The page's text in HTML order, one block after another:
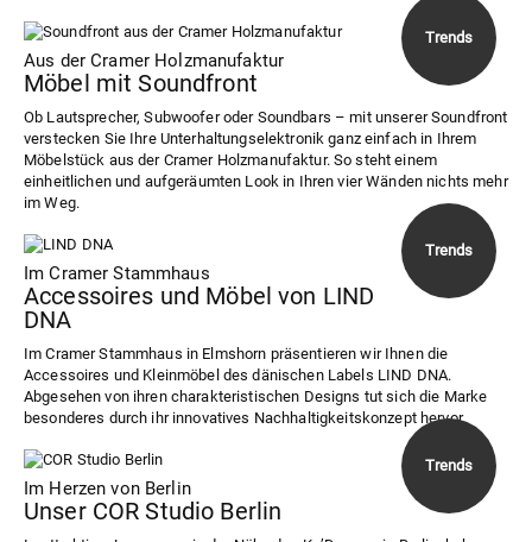
Aus der Cramer Holzmanufaktur
Möbel mit Soundfront
Ob Lautsprecher, Subwoofer oder Soundbars – mit unserer Soundfront
verstecken Sie Ihre Unterhaltungselektronik ganz einfach in Ihrem
Möbelstück aus der Cramer Holzmanufaktur. So steht einem
einheitlichen und aufgeräumten Look in Ihren vier Wänden nichts mehr
im Weg.
Im Cramer Stammhaus
Accessoires und Möbel von LIND
DNA
Im Cramer Stammhaus in Elmshorn präsentieren wir Ihnen die
Accessoires und Kleinmöbel des dänischen Labels LIND DNA.
Abgesehen von ihren charakteristischen Designs tut sich die Marke
besonderes durch ihr innovatives Nachhaltigkeitskonzept hervor.
Im Herzen von Berlin
Unser COR Studio Berlin